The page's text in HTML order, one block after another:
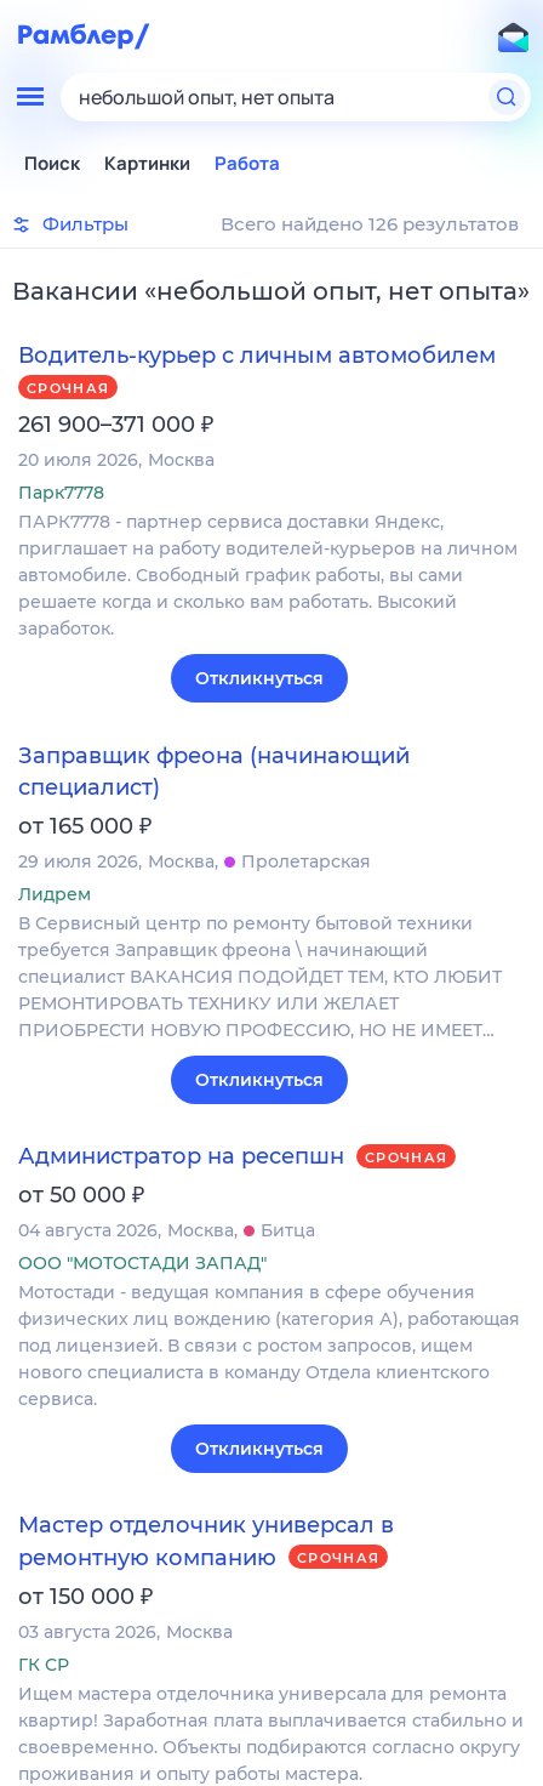
небольшой опыт, нет опыта
Поиск Картинки Работа
Фильтры Всего найдено 126 результатов
Вакансии «небольшой опыт, нет опыта»
Водитель-курьер с личным автомобилем
СРОЧНАЯ
261 900–371 000 ₽
20 июля 2026 Москва
Парк7778
ПАРК7778 - партнер сервиса доставки Яндекс,
приглашает на работу водителей-курьеров на личном
автомобиле. Свободный график работы, вы сами
решаете когда и сколько вам работать. Высокий
заработок.
Откликнуться
Заправщик фреона (начинающий
специалист)
от 165 000 ₽
29 июля 2026 Москва
Пролетарская
Лидрем
В Сервисный центр по ремонту бытовой техники
требуется Заправщик фреона \ начинающий
специалист ВАКАНСИЯ ПОДОЙДЕТ ТЕМ, КТО ЛЮБИТ
РЕМОНТИРОВАТЬ ТЕХНИКУ ИЛИ ЖЕЛАЕТ
ПРИОБРЕСТИ НОВУЮ ПРОФЕССИЮ, НО НЕ ИМЕЕТ…
Откликнуться
Администратор на ресепшн СРОЧНАЯ
от 50 000 ₽
04 августа 2026 Москва
Битца
ООО "МОТОСТАДИ ЗАПАД"
Мотостади - ведущая компания в сфере обучения
физических лиц вождению (категория А), работающая
под лицензией. В связи с ростом запросов, ищем
нового специалиста в команду Отдела клиентского
сервиса.
Откликнуться
Мастер отделочник универсал в
ремонтную компанию
СРОЧНАЯ
от 150 000 ₽
03 августа 2026 Москва
ГК СР
Ищем мастера отделочника универсала для ремонта
квартир! Заработная плата выплачивается стабильно и
своевременно. Объекты подбираются согласно округу
проживания и опыту работы мастера.